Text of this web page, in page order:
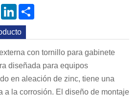
PinterestLinkedIn
con tornillo para gabinete
diseñada para equipos
en aleación de zinc, tiene una
a la corrosión. El diseño de montaje